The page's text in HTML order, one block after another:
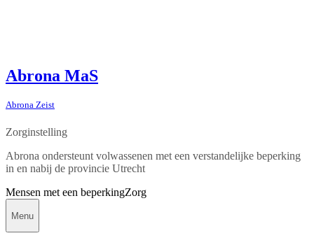
Abrona MaS
Abrona Zeist
Zorginstelling
Abrona ondersteunt volwassenen met een verstandelijke beperking
in en nabij de provincie Utrecht
Mensen met een beperkingZorg
Menu